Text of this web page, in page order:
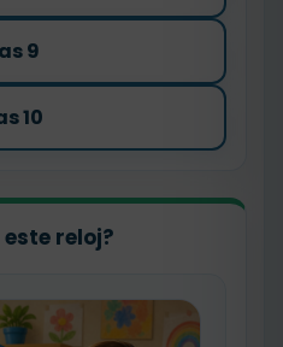
9
10
reloj?